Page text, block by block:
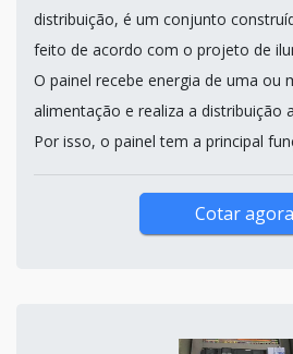
distribuição, é um conjunto
feito de acordo com o projeto de
O painel recebe energia de uma ou
alimentação e realiza a distribuição
Por isso, o painel tem a principal
Cotar agora